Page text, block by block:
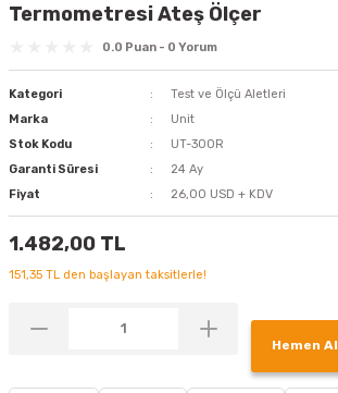
Termometresi Ateş Ölçer
0.0 Puan - 0 Yorum
Kategori
Test ve Ölçü Aletleri
Marka
Unit
Stok Kodu
UT-300R
Garanti Süresi
24 Ay
Fiyat
26,00 USD + KDV
1.482,00 TL
151,35 TL den başlayan taksitlerle!
Hemen Al